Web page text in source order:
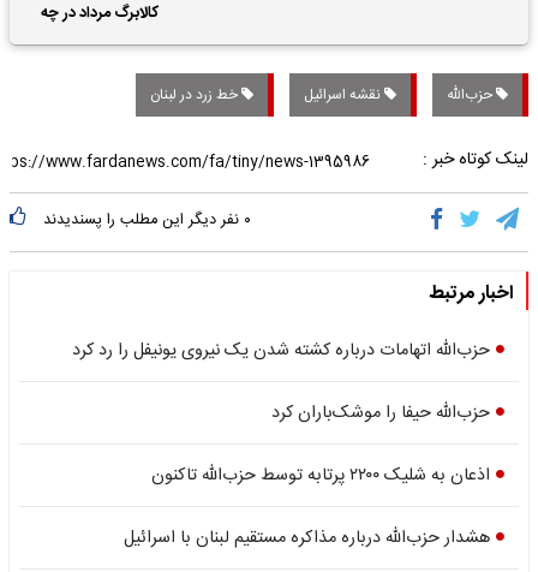
کالابرگ مرداد در چه
تاریخی واریز خواهد شد؟
حزب‌الله نقشه اسرائیل خط زرد در لبنان
لینک کوتاه خبر :
۰ نفر دیگر این مطلب را پسندیدند
اخبار مرتبط
حزب‌الله اتهامات درباره کشته شدن یک نیروی یونیفل را رد کرد
حزب‌الله حیفا را موشک‌باران کرد
اذعان به شلیک ۲۲۰۰ پرتابه توسط حزب‌الله تاکنون
هشدار حزب‌الله درباره مذاکره مستقیم لبنان با اسرائیل